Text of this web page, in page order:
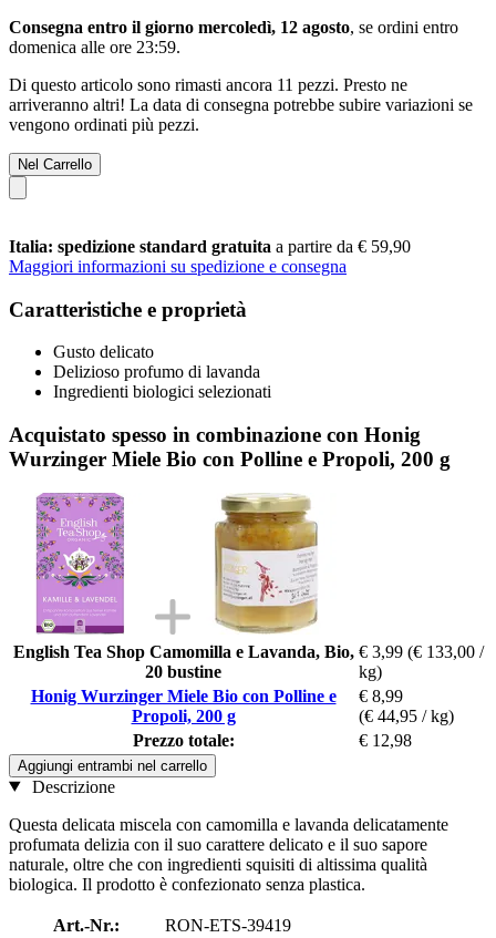
Consegna entro il giorno mercoledì, 12 agosto, se ordini entro
domenica alle ore 23:59.
Di questo articolo sono rimasti ancora 11 pezzi. Presto ne
arriveranno altri! La data di consegna potrebbe subire variazioni se
vengono ordinati più pezzi.
Nel Carrello
Italia: spedizione standard gratuita a partire da € 59,90
Maggiori informazioni su spedizione e consegna
Caratteristiche e proprietà
Gusto delicato
Delizioso profumo di lavanda
Ingredienti biologici selezionati
Acquistato spesso in combinazione con Honig
Wurzinger Miele Bio con Polline e Propoli, 200 g
English Tea Shop Camomilla e Lavanda, Bio,
20 bustine
€ 3,99 (€ 133,00 /
kg)
Honig Wurzinger Miele Bio con Polline e
Propoli, 200 g
€ 8,99
(€ 44,95 / kg)
Prezzo totale:
€ 12,98
Aggiungi entrambi nel carrello
Descrizione
Questa delicata miscela con camomilla e lavanda delicatamente
profumata delizia con il suo carattere delicato e il suo sapore
naturale, oltre che con ingredienti squisiti di altissima qualità
biologica. Il prodotto è confezionato senza plastica.
Art.-Nr.:
RON-ETS-39419